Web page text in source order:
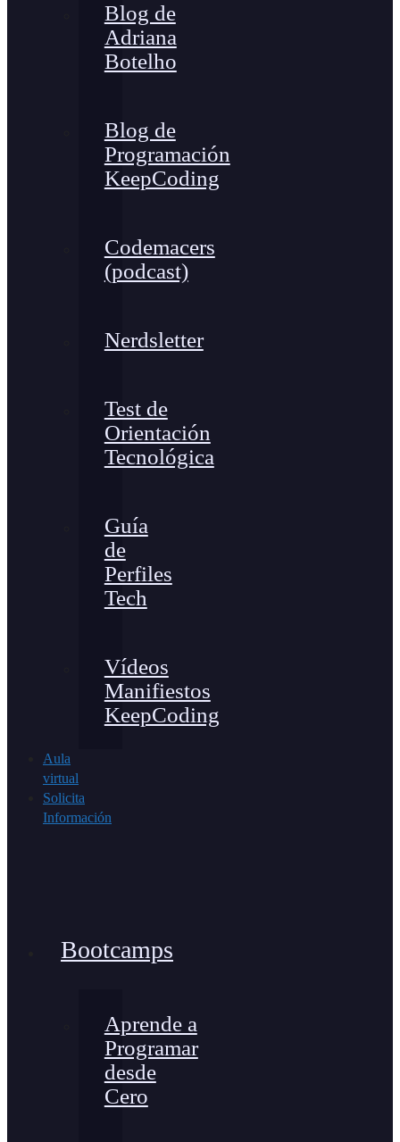
Blog de
Adriana
Botelho
Blog de
Programación
KeepCoding
Codemacers
(podcast)
Nerdsletter
Test de
Orientación
Tecnológica
Guía
de
Perfiles
Tech
Vídeos
Manifiestos
KeepCoding
Aula
virtual
Solicita
Información
Bootcamps
Aprende a
Programar
desde
Cero